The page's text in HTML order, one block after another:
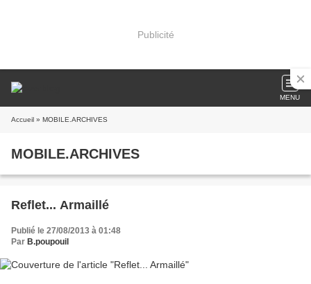
Publicité
MENU
Accueil » MOBILE.ARCHIVES
MOBILE.ARCHIVES
Reflet... Armaillé
Publié le 27/08/2013 à 01:48
Par B.poupouil